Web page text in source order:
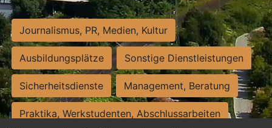
Journalismus, PR, Medien, Kultur
Ausbildungsplätze Sonstige Dienstleistungen
Sicherheitsdienste Management, Beratung
Praktika, Werkstudenten, Abschlussarbeiten